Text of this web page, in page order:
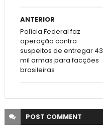
ANTERIOR
Polícia Federal faz
operação contra
suspeitos de entregar 43
mil armas para facções
brasileiras
POST COMMENT